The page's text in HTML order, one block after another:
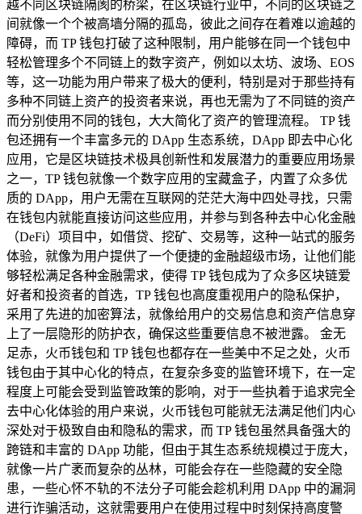
越不同区块链隔阂的桥梁，在区块链行业中，不同的区块链之
间就像一个个被高墙分隔的孤岛，彼此之间存在着难以逾越的
障碍，而 TP 钱包打破了这种限制，用户能够在同一个钱包中
轻松管理多个不同链上的数字资产，例如以太坊、波场、EOS
等，这一功能为用户带来了极大的便利，特别是对于那些持有
多种不同链上资产的投资者来说，再也无需为了不同链的资产
而分别使用不同的钱包，大大简化了资产的管理流程。 TP 钱
包还拥有一个丰富多元的 DApp 生态系统，DApp 即去中心化
应用，它是区块链技术极具创新性和发展潜力的重要应用场景
之一，TP 钱包就像一个数字应用的宝藏盒子，内置了众多优
质的 DApp，用户无需在互联网的茫茫大海中四处寻找，只需
在钱包内就能直接访问这些应用，并参与到各种去中心化金融
（DeFi）项目中，如借贷、挖矿、交易等，这种一站式的服务
体验，就像为用户提供了一个便捷的金融超级市场，让他们能
够轻松满足各种金融需求，使得 TP 钱包成为了众多区块链爱
好者和投资者的首选，TP 钱包也高度重视用户的隐私保护，
采用了先进的加密算法，就像给用户的交易信息和资产信息穿
上了一层隐形的防护衣，确保这些重要信息不被泄露。 金无
足赤，火币钱包和 TP 钱包也都存在一些美中不足之处，火币
钱包由于其中心化的特点，在复杂多变的监管环境下，在一定
程度上可能会受到监管政策的影响，对于一些执着于追求完全
去中心化体验的用户来说，火币钱包可能就无法满足他们内心
深处对于极致自由和隐私的需求，而 TP 钱包虽然具备强大的
跨链和丰富的 DApp 功能，但由于其生态系统规模过于庞大，
就像一片广袤而复杂的丛林，可能会存在一些隐藏的安全隐
患，一些心怀不轨的不法分子可能会趁机利用 DApp 中的漏洞
进行诈骗活动，这就需要用户在使用过程中时刻保持高度警